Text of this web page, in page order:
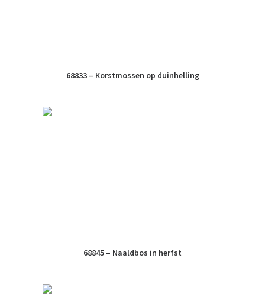
68833 – Korstmossen op duinhelling
68845 – Naaldbos in herfst